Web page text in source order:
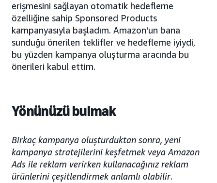
erişmesini sağlayan otomatik hedefleme
özelliğine sahip Sponsored Products
kampanyasıyla başladım. Amazon'un bana
sunduğu önerilen teklifler ve hedefleme iyiydi,
bu yüzden kampanya oluşturma aracında bu
önerileri kabul ettim.
Yönünüzü bulmak
Birkaç kampanya oluşturduktan sonra, yeni
kampanya stratejilerini keşfetmek veya Amazon
Ads ile reklam verirken kullanacağınız reklam
ürünlerini çeşitlendirmek anlamlı olabilir.